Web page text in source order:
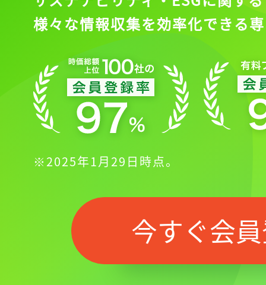
様々な情報収集を効率化できる
※2025年1月29日時点。
今すぐ会